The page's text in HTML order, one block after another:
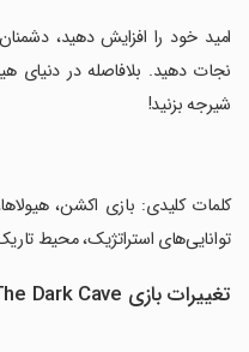
‏امید خود را افزایش دهید،
شیرجه بزنید!
‏کلمات کلیدی: بازی اکشن،
توانایی‌های استراتژیک، محیط
تغییرات بازی Hopeless: The Dark Cave در نسخه جدید